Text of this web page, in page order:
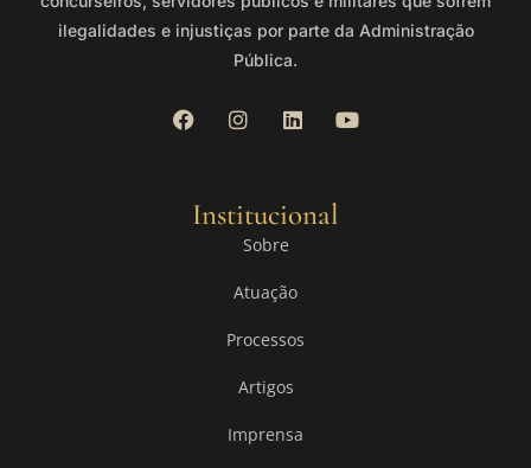
ilegalidades e injustiças por parte da Administração
Pública.
Institucional
Sobre
Atuação
Processos
Artigos
Imprensa